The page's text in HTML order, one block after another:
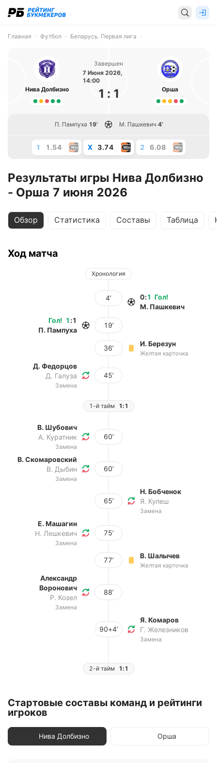
Главная Футбол Беларусь. Первая лига
Нива Долбизно
Завершен
7 Июня 2026,
14:00
1 : 1 Орша
П. Пампуха 19’ М. Пашкевич 4’
1 1.54 X 3.74 2 6.08
Результаты игры Нива Долбизно
- Орша 7 июня 2026
Обзор Статистика Составы Таблица
Ход матча
Хронология
4’ Гол!
0:1
М. Пашкевич
Гол! 1 :1
П. Пампуха
19’
36’
И. Березун
Желтая карточка
Д. Федорцов
Д. Галуза
Замена
45’
1-й тайм 1:1
В. Шубович
А. Куратник
Замена
60’
В. Скомаровский
В. Дыбин
Замена
60’
65’
Н. Бобченок
Я. Кулеш
Замена
Е. Машагин
Н. Лешкевич
Замена
75’
77’
В. Шалычев
Желтая карточка
Александр
Воронович
Р. Козел
Замена
88’
90+4’
Я. Комаров
Г. Железников
Замена
2-й тайм 1:1
Стартовые составы команд и рейтинги
игроков
Нива Долбизно Орша